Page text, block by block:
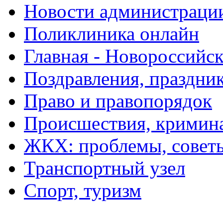
Новости
Поликлиника онлайн
Главная -
Поздравления,
Право и правопорядок
Происшествия,
ЖКХ: проблемы,
Транспортный узел
Спорт, туризм